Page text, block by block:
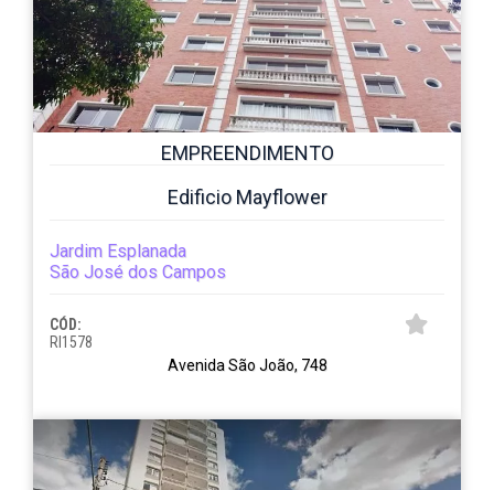
EMPREENDIMENTO
Edificio Mayflower
Jardim Esplanada
São José dos Campos
CÓD:
RI1578
Avenida São João, 748